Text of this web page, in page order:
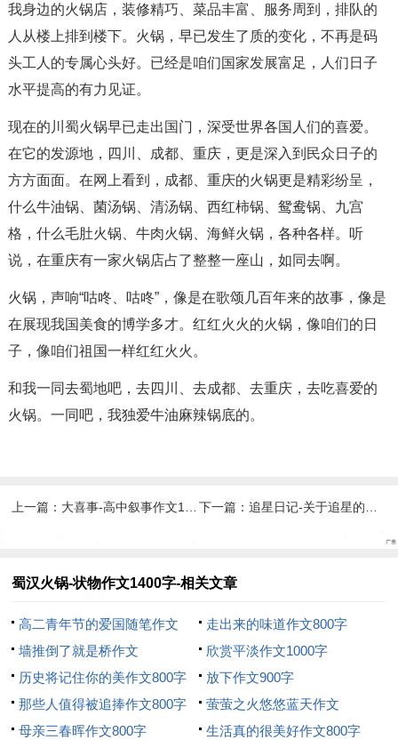
我身边的火锅店，装修精巧、菜品丰富、服务周到，排队的
人从楼上排到楼下。火锅，早已发生了质的变化，不再是码
头工人的专属心头好。已经是咱们国家发展富足，人们日子
水平提高的有力见证。
现在的川蜀火锅早已走出国门，深受世界各国人们的喜爱。
在它的发源地，四川、成都、重庆，更是深入到民众日子的
方方面面。在网上看到，成都、重庆的火锅更是精彩纷呈，
什么牛油锅、菌汤锅、清汤锅、西红柿锅、鸳鸯锅、九宫
格，什么毛肚火锅、牛肉火锅、海鲜火锅，各种各样。听
说，在重庆有一家火锅店占了整整一座山，如同去啊。
火锅，声响“咕咚、咕咚”，像是在歌颂几百年来的故事，像是
在展现我国美食的博学多才。红红火火的火锅，像咱们的日
子，像咱们祖国一样红红火火。
和我一同去蜀地吧，去四川、去成都、去重庆，去吃喜爱的
火锅。一同吧，我独爱牛油麻辣锅底的。
上一篇： 大喜事-高中叙事作文1700字 下一篇： 追星日记-关于追星的作文800字
蜀汉火锅-状物作文1400字-相关文章
高二青年节的爱国随笔作文
600字
走出来的味道作文800字
墙推倒了就是桥作文
欣赏平淡作文1000字
历史将记住你的美作文800字
放下作文900字
那些人值得被追捧作文800字
萤萤之火悠悠蓝天作文
母亲三春晖作文800字
生活真的很美好作文800字